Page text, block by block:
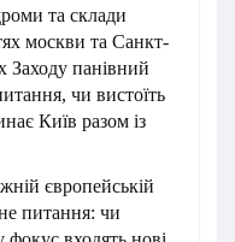
та склади
москви та Санкт-
Заходу панівний
чи вистоїть
Київ разом із
європейській
питання: чи